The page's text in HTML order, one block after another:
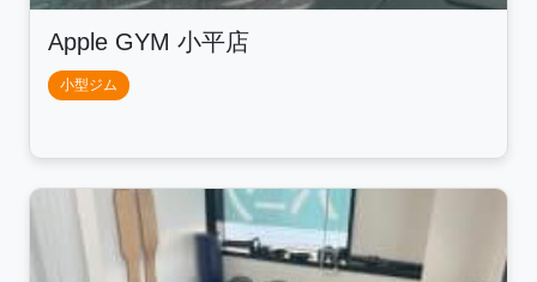
Apple GYM 小平店
小型ジム